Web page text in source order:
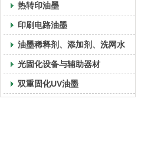
热转印油墨
印刷电路油墨
油墨稀释剂、添加剂、洗网水
光固化设备与辅助器材
双重固化UV油墨